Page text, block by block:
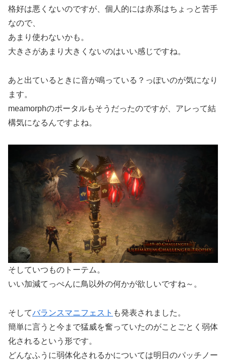
格好は悪くないのですが、個人的には赤系はちょっと苦手
なので、
あまり使わないかも。
大きさがあまり大きくないのはいい感じですね。
あと出ているときに音が鳴っている？っぽいのが気になり
ます。
meamorphのポータルもそうだったのですが、アレって結
構気になるんですよね。
そしていつものトーテム。
いい加減てっぺんに鳥以外の何かが欲しいですね～。
そしてバランスマニフェスト も発表されました。
簡単に言うと今まで猛威を奮っていたのがことごとく弱体
化されるという形です。
どんなふうに弱体化されるかについては明日のパッチノー